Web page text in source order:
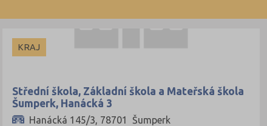
KRAJ
Střední škola, Základní škola a Mateřská škola
Šumperk, Hanácká 3
Hanácká 145/3, 78701 Šumperk